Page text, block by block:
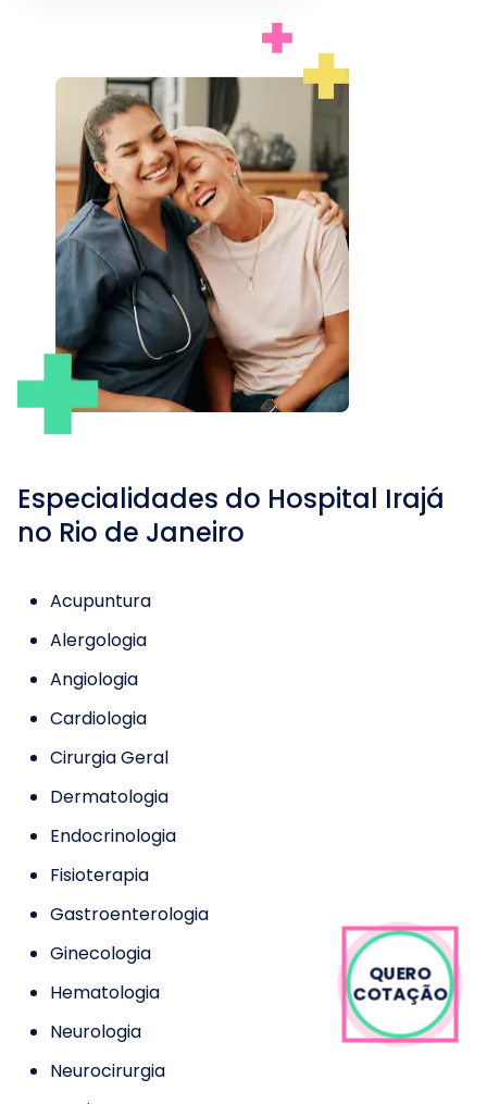
Especialidades do Hospital Irajá
no Rio de Janeiro
Acupuntura
Alergologia
Angiologia
Cardiologia
Cirurgia Geral
Dermatologia
Endocrinologia
Fisioterapia
Gastroenterologia
Ginecologia
Hematologia
Neurologia
Neurocirurgia
QUERO
COTAÇÃO